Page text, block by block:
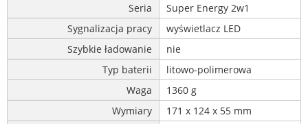
Seria
Super Energy 2w1
Sygnalizacja pracy
wyświetlacz LED
Szybkie ładowanie
nie
Typ baterii
litowo-polimerowa
Waga
1360 g
Wymiary
171 x 124 x 55 mm